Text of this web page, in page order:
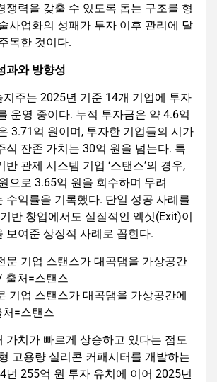
쟁력을 갖출 수 있도록 돕는 구조를 형
사업화의 성패가 투자 이후 관리에 달
목한 것이다.
과와 방향성
주는 2025년 기준 14개 기업에 투자
운영 중이다. 누적 투자금은 약 4.6억
3.71억 원이며, 투자한 기업들의 시가
식 잔존 가치는 30억 원을 넘는다. 특
관제 시스템 기업 ‘스탠스’의 경우,
으로 3.65억 원을 회수하며 무려
수익률을 기록했다. 단일 성공 사례를
반 창업에서도 실질적인 엑싯(Exit)이
보여준 상징적 사례로 꼽힌다.
기업 스탠스가 대곡댐을 가상공간에
=스탠스
가치가 빠르게 상승하고 있다는 점도
고용량 실리콘 커패시터를 개발하는
년 255억 원 투자 유치에 이어 2025년